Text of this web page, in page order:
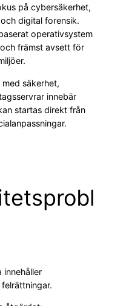
på cybersäkerhet,
digital forensik.
operativsystem
främst avsett för
säkerhet,
innebär
startas direkt från
innehåller